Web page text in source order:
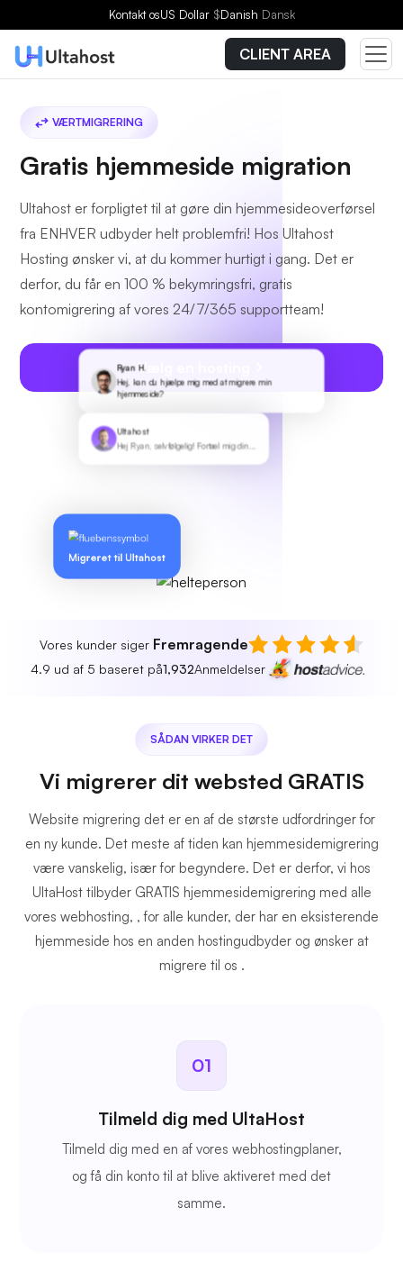
Kontakt osUS Dollar $Danish Dansk
CLIENT AREA
VÆRTMIGRERING
Gratis hjemmeside migration
Ultahost er forpligtet til at gøre din hjemmesideoverførsel
fra ENHVER udbyder helt problemfri! Hos Ultahost
Hosting ønsker vi, at du kommer hurtigt i gang. Det er
derfor, du får en 100 % bekymringsfri, gratis
kontomigrering af vores 24/7/365 supportteam!
Vælg en hosting
Migreret til Ultahost
Ryan H.
Hej, kan du hjælpe mig med at migrere min
hjemmeside?
Ultahost
Hej Ryan, selvfølgelig! Fortæl mig din...
Vores kunder siger Fremragende
4.9 ud af 5 baseret på1,932Anmeldelser
SÅDAN VIRKER DET
Vi migrerer dit websted GRATIS
Website migrering det er en af de største udfordringer for
en ny kunde. Det meste af tiden kan hjemmesidemigrering
være vanskelig, især for begyndere. Det er derfor, vi hos
UltaHost tilbyder GRATIS hjemmesidemigrering med alle
vores webhosting, , for alle kunder, der har en eksisterende
hjemmeside hos en anden hostingudbyder og ønsker at
migrere til os .
01
Tilmeld dig med UltaHost
Tilmeld dig med en af vores webhostingplaner,
og få din konto til at blive aktiveret med det
samme.